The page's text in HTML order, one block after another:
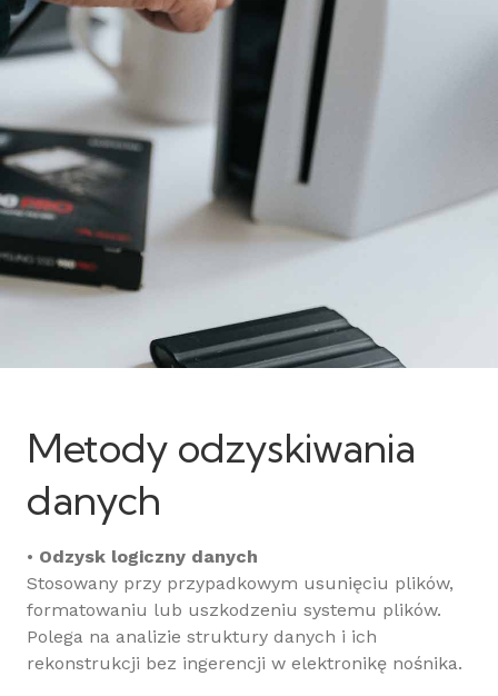
Metody odzyskiwania
danych
• Odzysk logiczny danych
Stosowany przy przypadkowym usunięciu plików,
formatowaniu lub uszkodzeniu systemu plików.
Polega na analizie struktury danych i ich
rekonstrukcji bez ingerencji w elektronikę nośnika.